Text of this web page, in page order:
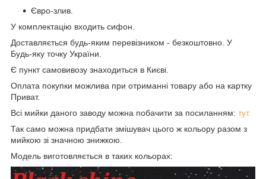
Євро-злив.
У комплектацію входить сифон.
Доставляється будь-яким перевізником - безкоштовно. У
Будь-яку точку України.
Є пункт самовивозу знаходиться в Києві.
Оплата покупки можлива при отриманні товару або на картку
Приват.
Всі мийки даного заводу можна побачити за посиланням: тут.
Так само можна придбати змішувач цього ж кольору разом з
мийкою зі значною знижкою.
Модель виготовляється в таких кольорах: